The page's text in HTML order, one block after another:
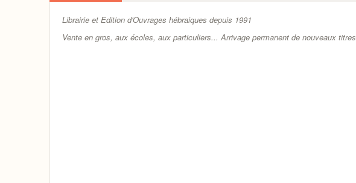
Librairie et Edition d'Ouvrages hébraiques depuis 1991
Vente en gros, aux écoles, aux particuliers...Arrivage permanent de nouveaux titres